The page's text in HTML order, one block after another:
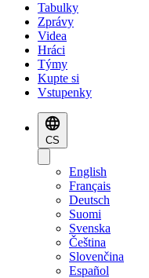
Tabulky
Zprávy
Videa
Hráci
Týmy
Kupte si
Vstupenky
CS
English
Français
Deutsch
Suomi
Svenska
Čeština
Slovenčina
Español